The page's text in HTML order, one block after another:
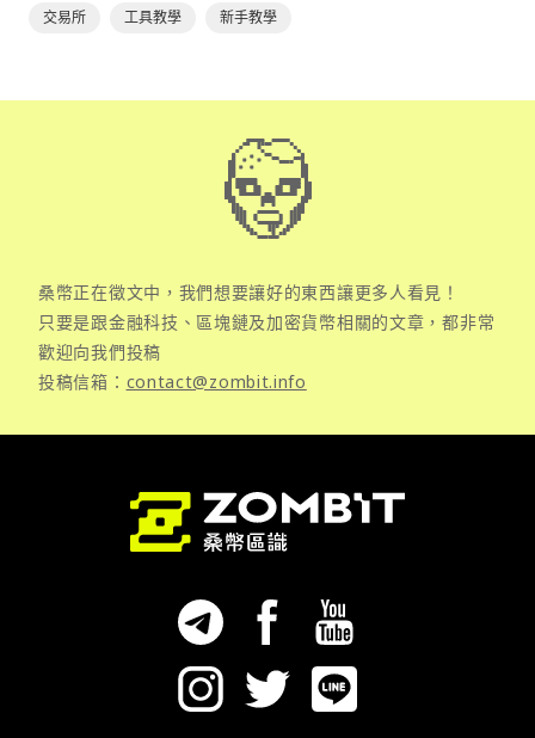
交易所 工具教學 新手教學
桑幣正在徵文中，我們想要讓好的東西讓更多人看見！
只要是跟金融科技、區塊鏈及加密貨幣相關的文章，都非常
歡迎向我們投稿
投稿信箱： contact@zombit.info